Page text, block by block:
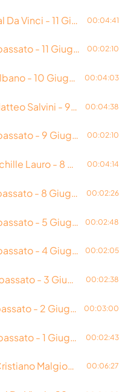
Buongiorno VIP - Sal Da Vinci - 11 Giugno 2026 00:04:41
Le classifiche del passato - 11 Giugno 2020 00:02:10
Buongiorno VIP - Albano - 10 Giugno 2026 00:04:03
Buongiorno VIP - Matteo Salvini - 9 Giugno 2026 00:04:38
Le classifiche del passato - 9 Giugno 2004 00:02:10
Buongiorno VIP - Achille Lauro - 8 Giugno 2026 00:04:14
Le classifiche del passato - 8 Giugno 1992 00:02:26
Le classifiche del passato - 5 Giugno 1986 00:02:48
Le classifiche del passato - 4 Giugno 2016 00:02:05
Le classifiche del passato - 3 Giugno 2002 00:02:38
Le classifiche del passato - 2 Giugno 1991 00:03:00
Le classifiche del passato - 1 Giugno 1981 00:02:43
Buongiorno VIP - Cristiano Malgioglio - 29 Maggio 2026 00:06:27